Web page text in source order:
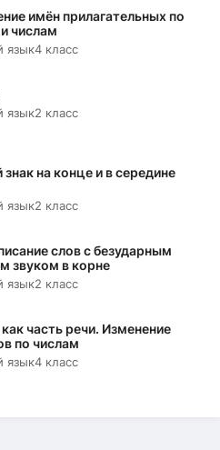
имён прилагательных по
числам
язык4 класс
язык2 класс
знак на конце и в середине
язык2 класс
слов с безударным
звуком в корне
язык2 класс
как часть речи. Изменение
по числам
язык4 класс